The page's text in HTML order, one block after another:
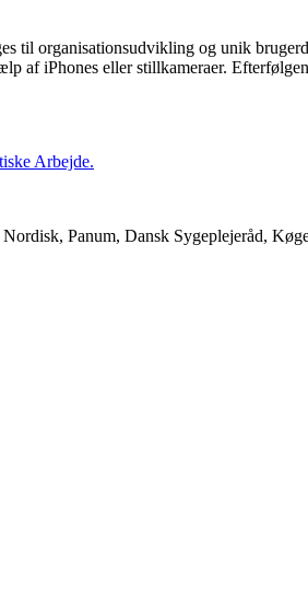
til organisationsudvikling og unik
af iPhones eller stillkameraer.
Arbejde.
Panum, Dansk Sygeplejeråd,